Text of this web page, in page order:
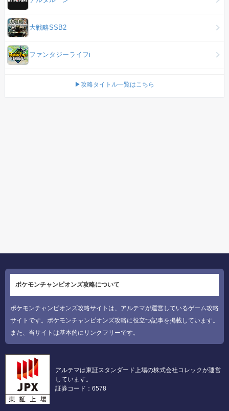
大戦略SSB2
ファンタジーライフi
▶攻略タイトル一覧はこちら
ポケモンチャンピオンズ攻略について
ポケモンチャンピオンズ攻略サイトは、アルテマが運営しているゲーム攻略
サイトです。ポケモンチャンピオンズ攻略に役立つ記事を掲載しています。
また、当サイトは基本的にリンクフリーです。
アルテマは東証スタンダード上場の株式会社コレックが運営
しています。
証券コード：6578